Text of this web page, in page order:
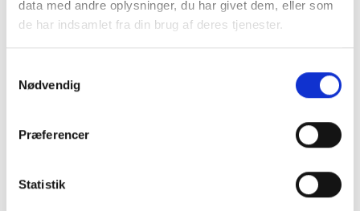
data med andre oplysninger, du har givet dem, eller som
de har indsamlet fra din brug af deres tjenester.
Nødvendig
Præferencer
Statistik
Indvendigt Udstyr